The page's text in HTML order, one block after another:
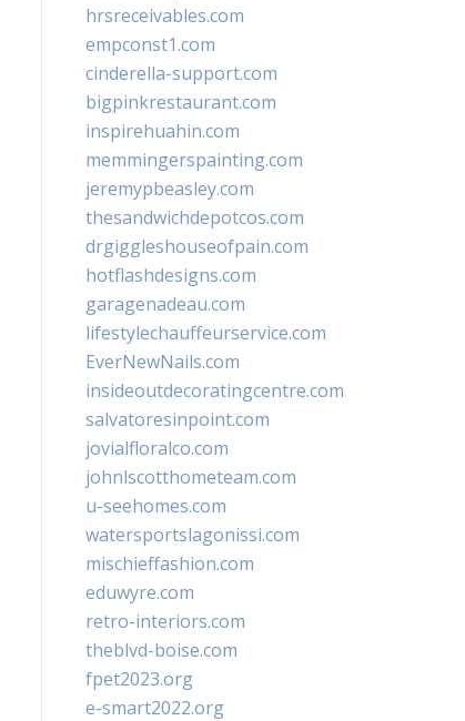
hrsreceivables.com
empconst1.com
cinderella-support.com
bigpinkrestaurant.com
inspirehuahin.com
memmingerspainting.com
jeremypbeasley.com
thesandwichdepotcos.com
drgiggleshouseofpain.com
hotflashdesigns.com
garagenadeau.com
lifestylechauffeurservice.com
EverNewNails.com
insideoutdecoratingcentre.com
salvatoresinpoint.com
jovialfloralco.com
johnlscotthometeam.com
u-seehomes.com
watersportslagonissi.com
mischieffashion.com
eduwyre.com
retro-interiors.com
theblvd-boise.com
fpet2023.org
e-smart2022.org